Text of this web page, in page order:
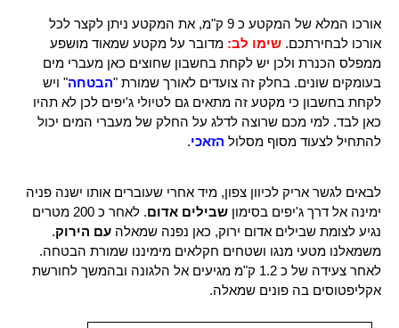
אורכו המלא של המקטע כ 9 ק"מ
, את המקטע ניתן לקצר לכל
אורכו לבחירתכם. שימו לב: מדובר על מקטע שמאוד מושפע
ממפלס הכנרת ולכן יש לקחת בחשבון שחוצים כאן מעברי מים
בעומקים שונים. בחלק זה צועדים לאורך שמורת "הבטחה" ויש
לקחת בחשבון כי מקטע זה מתאים גם לטיולי ג'יפים לכן לא תהיו
כאן לבד. למי מכם שרוצה לדלג על החלק של מעברי המים יכול
להתחיל לצעוד מסוף מסלול הזאכי.
לבאים לגשר אריק לכיוון צפון, מיד אחרי שעוברים אותו ישנה פניה
ימינה אל דרך ג'יפים בסימון שבילים אדום
. לאחר כ 200 מטרים
נגיע לצומת שבילים אדום ירוק, כאן נפנה שמאלה עם הירוק.
משמאלנו מטעי מנגו ושטחים חקלאים מימיננו שמורת הבטחה.
לאחר צעידה של כ 1.2 ק"מ מגיעים אל הלגונה ובהמשך לחורשת
אקליפטוסים בה פונים שמאלה.